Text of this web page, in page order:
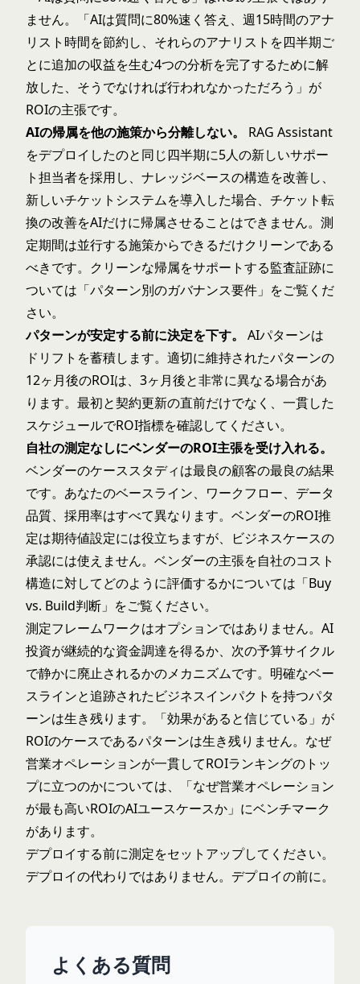
ません。「AIは質問に80%速く答え、週15時間のアナ
リスト時間を節約し、それらのアナリストを四半期ご
とに追加の収益を生む4つの分析を完了するために解
放した、そうでなければ行われなかっただろう」が
ROIの主張です。
AIの帰属を他の施策から分離しない。
RAG Assistant
をデプロイしたのと同じ四半期に5人の新しいサポー
ト担当者を採用し、ナレッジベースの構造を改善し、
新しいチケットシステムを導入した場合、チケット転
換の改善をAIだけに帰属させることはできません。測
定期間は並行する施策からできるだけクリーンである
べきです。クリーンな帰属をサポートする監査証跡に
ついては「パターン別のガバナンス要件 」をご覧くだ
さい。
パターンが安定する前に決定を下す。
AIパターンは
ドリフトを蓄積します。適切に維持されたパターンの
12ヶ月後のROIは、3ヶ月後と非常に異なる場合があ
ります。最初と契約更新の直前だけでなく、一貫した
スケジュールでROI指標を確認してください。
自社の測定なしにベンダーのROI主張を受け入れる。
ベンダーのケーススタディは最良の顧客の最良の結果
です。あなたのベースライン、ワークフロー、データ
品質、採用率はすべて異なります。ベンダーのROI推
定は期待値設定には役立ちますが、ビジネスケースの
承認には使えません。ベンダーの主張を自社のコスト
構造に対してどのように評価するかについては「Buy
vs. Build判断 」をご覧ください。
測定フレームワークはオプションではありません。AI
投資が継続的な資金調達を得るか、次の予算サイクル
で静かに廃止されるかのメカニズムです。明確なベー
スラインと追跡されたビジネスインパクトを持つパタ
ーンは生き残ります。「効果があると信じている」が
ROIのケースであるパターンは生き残りません。なぜ
営業オペレーションが一貫してROIランキングのトッ
プに立つのかについては、「なぜ営業オペレーション
が最も高いROIのAIユースケースか 」にベンチマーク
があります。
デプロイする前に測定をセットアップしてください。
デプロイの代わりではありません。デプロイの前に。
よくある質問